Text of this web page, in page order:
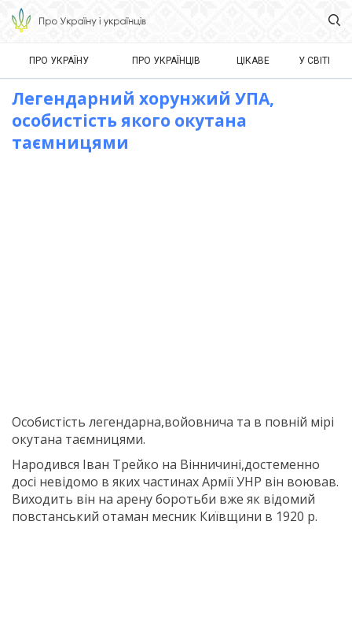
ПРО УКРАЇНУ ПРО УКРАЇНЦІВ ЦІКАВЕ У СВІТІ
Легендарний хорунжий УПА,
особистість якого окутана
таємницями
Особистість легендарна,войовнича та в повній мірі
окутана таємницями.
Народився Іван Трейко на Вінничині,достеменно
досі невідомо в яких частинах Армії УНР він воював.
Виходить він на арену боротьби вже як відомий
повстанський отаман месник Київщини в 1920 р.